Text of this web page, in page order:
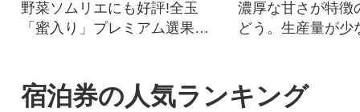
野菜ソムリエにも好評!全玉
「蜜入り」プレミアム選果の
濃厚な甘さが特徴
どう。生産量が少
宿泊券の人気ランキング